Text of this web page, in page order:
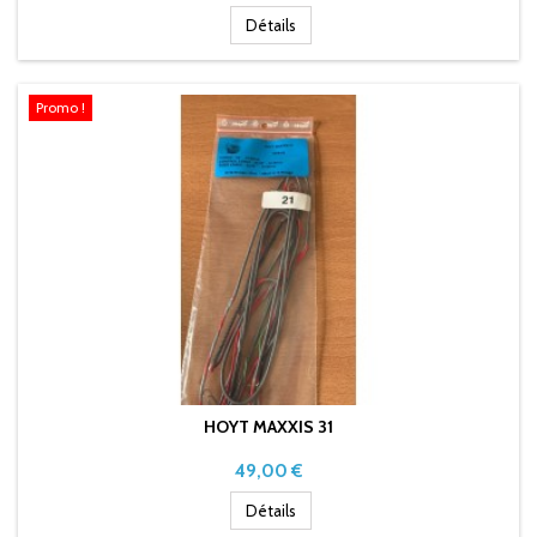
Détails
Promo !
HOYT MAXXIS 31
Prix
49,00 €
Détails